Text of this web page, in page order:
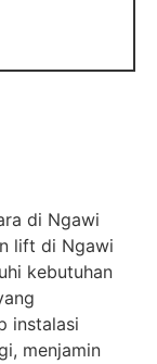
di Ngawi
lift di Ngawi
kebutuhan
instalasi
menjamin